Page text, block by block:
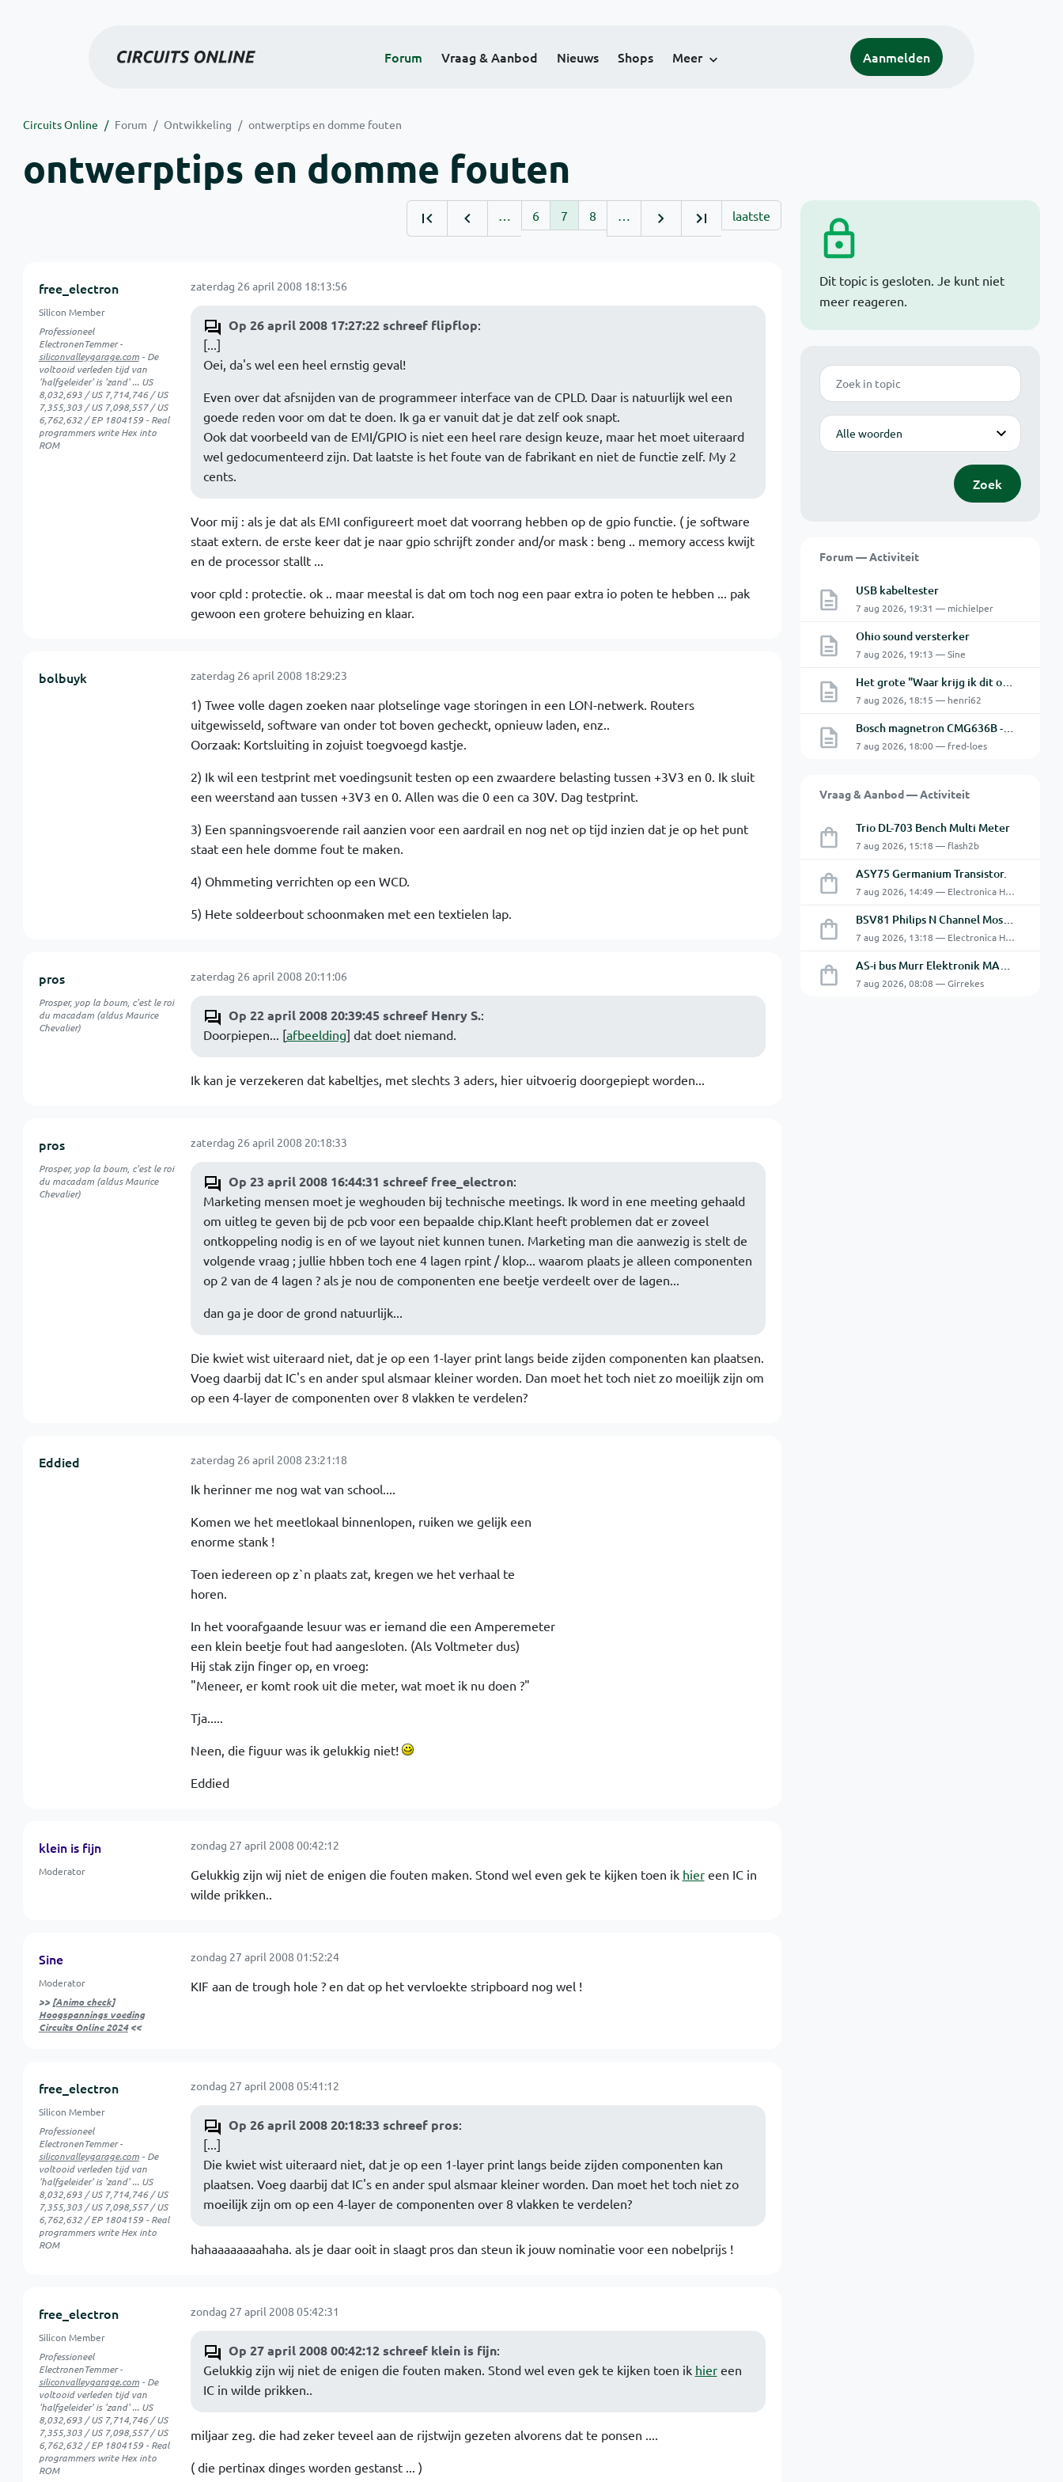
Forum Vraag & Aanbod Nieuws Shops Meer Aanmelden
Circuits Online Forum Ontwikkeling ontwerptips en domme fouten
ontwerptips en domme fouten
Dit topic is gesloten. Je kunt niet
meer reageren.
Zoek
Modus
Zoek
Forum — Activiteit
USB kabeltester
7 aug 2026, 19:31 — michielper
Ohio sound versterker
7 aug 2026, 19:13 — Sine
Het grote "Waar krijg ik dit onderdeel" topic Deel 11
7 aug 2026, 18:15 — henri62
Bosch magnetron CMG636B - 2 De oven doet het niet goed.
7 aug 2026, 18:00 — fred-loes
Vraag & Aanbod — Activiteit
Trio DL-703 Bench Multi Meter
7 aug 2026, 15:18 — flash2b
ASY75 Germanium Transistor.
7 aug 2026, 14:49 — Electronica Hobbyist
BSV81 Philips N Channel Mosfet Transistors.
7 aug 2026, 13:18 — Electronica Hobbyist
AS-i bus Murr Elektronik MASI20 AS-Interface I/O-module 56440
7 aug 2026, 08:08 — Girrekes
… 6 7 8 … laatste
free_electron
Silicon Member
Professioneel
ElectronenTemmer -
siliconvalleygarage.com- De
voltooid verleden tijd van
'halfgeleider' is 'zand' ... US
8,032,693 / US 7,714,746 / US
7,355,303 / US 7,098,557 / US
6,762,632 / EP 1804159 - Real
programmers write Hex into
ROM
zaterdag 26 april 2008 18:13:56
Op 26 april 2008 17:27:22 schreef flipflop:
[...]
Oei, da's wel een heel ernstig geval!
Even over dat afsnijden van de programmeer interface van de CPLD. Daar is natuurlijk wel een
goede reden voor om dat te doen. Ik ga er vanuit dat je dat zelf ook snapt.
Ook dat voorbeeld van de EMI/GPIO is niet een heel rare design keuze, maar het moet uiteraard
wel gedocumenteerd zijn. Dat laatste is het foute van de fabrikant en niet de functie zelf. My 2
cents.
Voor mij : als je dat als EMI configureert moet dat voorrang hebben op de gpio functie. ( je software
staat extern. de erste keer dat je naar gpio schrijft zonder and/or mask : beng .. memory access kwijt
en de processor stallt ...
voor cpld : protectie. ok .. maar meestal is dat om toch nog een paar extra io poten te hebben ... pak
gewoon een grotere behuizing en klaar.
bolbuyk zaterdag 26 april 2008 18:29:23
1) Twee volle dagen zoeken naar plotselinge vage storingen in een LON-netwerk. Routers
uitgewisseld, software van onder tot boven gecheckt, opnieuw laden, enz..
Oorzaak: Kortsluiting in zojuist toegvoegd kastje.
2) Ik wil een testprint met voedingsunit testen op een zwaardere belasting tussen +3V3 en 0. Ik sluit
een weerstand aan tussen +3V3 en 0. Allen was die 0 een ca 30V. Dag testprint.
3) Een spanningsvoerende rail aanzien voor een aardrail en nog net op tijd inzien dat je op het punt
staat een hele domme fout te maken.
4) Ohmmeting verrichten op een WCD.
5) Hete soldeerbout schoonmaken met een textielen lap.
pros
Prosper, yop la boum, c'est le roi
du macadam (aldus Maurice
Chevalier)
zaterdag 26 april 2008 20:11:06
Op 22 april 2008 20:39:45 schreef Henry S.:
Doorpiepen... [afbeelding] dat doet niemand.
Ik kan je verzekeren dat kabeltjes, met slechts 3 aders, hier uitvoerig doorgepiept worden...
pros
Prosper, yop la boum, c'est le roi
du macadam (aldus Maurice
Chevalier)
zaterdag 26 april 2008 20:18:33
Op 23 april 2008 16:44:31 schreef free_electron:
Marketing mensen moet je weghouden bij technische meetings. Ik word in ene meeting gehaald
om uitleg te geven bij de pcb voor een bepaalde chip.Klant heeft problemen dat er zoveel
ontkoppeling nodig is en of we layout niet kunnen tunen. Marketing man die aanwezig is stelt de
volgende vraag ; jullie hbben toch ene 4 lagen rpint / klop... waarom plaats je alleen componenten
op 2 van de 4 lagen ? als je nou de componenten ene beetje verdeelt over de lagen...
dan ga je door de grond natuurlijk...
Die kwiet wist uiteraard niet, dat je op een 1-layer print langs beide zijden componenten kan plaatsen.
Voeg daarbij dat IC's en ander spul alsmaar kleiner worden. Dan moet het toch niet zo moeilijk zijn om
op een 4-layer de componenten over 8 vlakken te verdelen?
Eddied zaterdag 26 april 2008 23:21:18
Ik herinner me nog wat van school....
Komen we het meetlokaal binnenlopen, ruiken we gelijk een
enorme stank !
Toen iedereen op z`n plaats zat, kregen we het verhaal te
horen.
In het voorafgaande lesuur was er iemand die een Amperemeter
een klein beetje fout had aangesloten. (Als Voltmeter dus)
Hij stak zijn finger op, en vroeg:
"Meneer, er komt rook uit die meter, wat moet ik nu doen ?"
Tja.....
Neen, die figuur was ik gelukkig niet!
Eddied
klein is fijn
Moderator
zondag 27 april 2008 00:42:12
Gelukkig zijn wij niet de enigen die fouten maken. Stond wel even gek te kijken toen ik hiereen IC in
wilde prikken..
Sine
Moderator
>> [Animo check]
Hoogspannings voeding
Circuits Online 2024<<
zondag 27 april 2008 01:52:24
KIF aan de trough hole ? en dat op het vervloekte stripboard nog wel !
free_electron
Silicon Member
Professioneel
ElectronenTemmer -
siliconvalleygarage.com- De
voltooid verleden tijd van
'halfgeleider' is 'zand' ... US
8,032,693 / US 7,714,746 / US
7,355,303 / US 7,098,557 / US
6,762,632 / EP 1804159 - Real
programmers write Hex into
ROM
zondag 27 april 2008 05:41:12
Op 26 april 2008 20:18:33 schreef pros:
[...]
Die kwiet wist uiteraard niet, dat je op een 1-layer print langs beide zijden componenten kan
plaatsen. Voeg daarbij dat IC's en ander spul alsmaar kleiner worden. Dan moet het toch niet zo
moeilijk zijn om op een 4-layer de componenten over 8 vlakken te verdelen?
hahaaaaaaaahaha. als je daar ooit in slaagt pros dan steun ik jouw nominatie voor een nobelprijs !
free_electron
Silicon Member
Professioneel
ElectronenTemmer -
siliconvalleygarage.com- De
voltooid verleden tijd van
'halfgeleider' is 'zand' ... US
8,032,693 / US 7,714,746 / US
7,355,303 / US 7,098,557 / US
6,762,632 / EP 1804159 - Real
programmers write Hex into
ROM
zondag 27 april 2008 05:42:31
Op 27 april 2008 00:42:12 schreef klein is fijn:
Gelukkig zijn wij niet de enigen die fouten maken. Stond wel even gek te kijken toen ik hiereen
IC in wilde prikken..
miljaar zeg. die had zeker teveel aan de rijstwijn gezeten alvorens dat te ponsen ....
( die pertinax dinges worden gestanst ... )